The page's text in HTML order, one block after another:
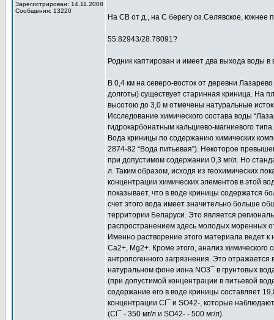
Зарегистрирован: 14.11.2008
Сообщения: 13220
На СВ от д., на С берегу оз.Селявское, южнее
55.82943/28.78091?
Родник каптирован и имеет два выхода воды в
В 0,4 км на северо-восток от деревни
долготы) существует старинная криница. На
высотою до 3,0 м отмечены натуральные
Исследование химического состава воды
гидрокарбонатным кальциево-магниевого
Вода криницы по содержанию химических
2874-82 “Вода питьевая”). Некоторое
при допустимом содержании 0,3 мг/л. Но
л. Таким образом, исходя из геохимических
концентрации химических элементов в этой
показывает, что в воде криницы содержатся
счет этого вода имеет значительно больше
территории Беларуси. Это является
распространением здесь молодых моренных
Именно растворение этого материала ведет
Са2+, Mg2+. Кроме этого, анализ химического
антропогенного загрязнения. Это
натуральном фоне иона NO3¯ в грунтовых
(при допустимой концентрации в питьевой
содержание его в воде криницы составляет
концентрации Cl¯ и SO42-, которые
(Cl¯ - 350 мг/л и SO42- - 500 мг/л).